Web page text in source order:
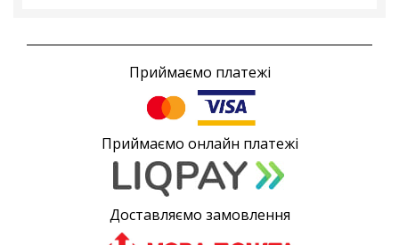
Приймаємо платежі
Приймаємо онлайн платежі
Доставляємо замовлення